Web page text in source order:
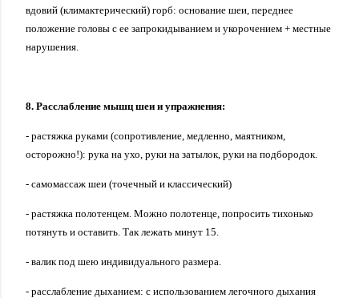
вдовий (климактерический) горб: основание шеи, переднее
положение головы с ее запрокидыванием и укорочением + местные
нарушения.
8. Расслабление мышц шеи и упражнения:
- растяжка руками (сопротивление, медленно, маятником,
осторожно!): рука на ухо, руки на затылок, руки на подбородок.
- самомассаж шеи (точечный и классический)
- растяжка полотенцем. Можно полотенце, попросить тихонько
потянуть и оставить. Так лежать минут 15.
- валик под шею индивидуального размера.
- расслабление дыханием: с использованием легочного дыхания